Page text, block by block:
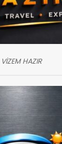
VİZEM HAZIR